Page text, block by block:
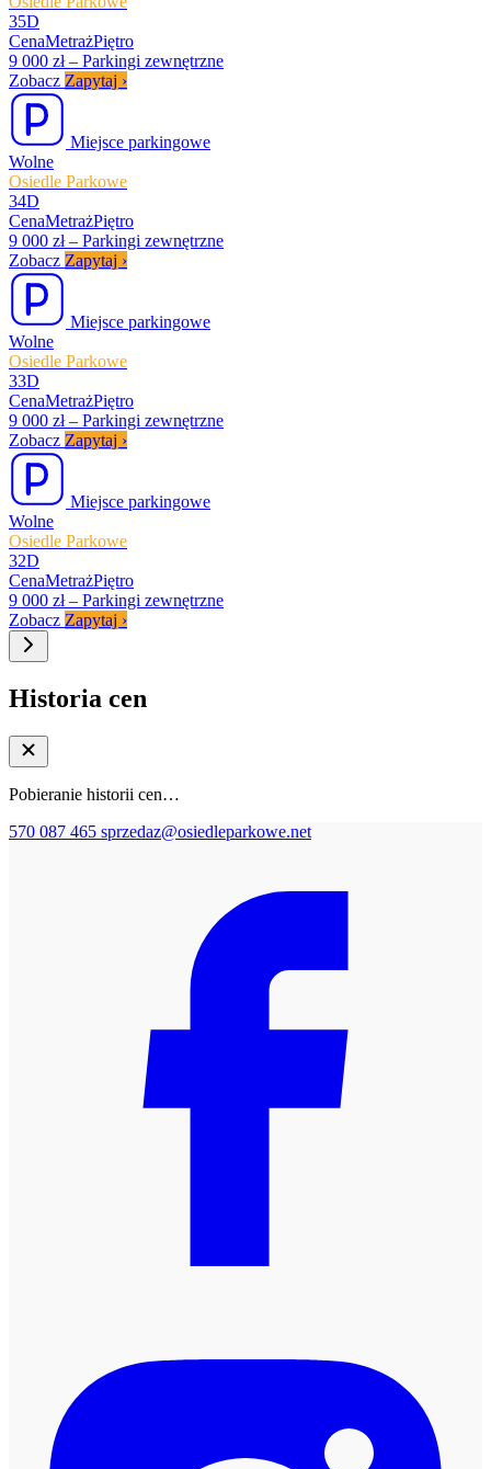
35D
CenaMetrażPiętro
9 000 zł – Parkingi zewnętrzne
Zobacz Zapytaj ›
Miejsce parkingowe
Wolne
Osiedle Parkowe
34D
CenaMetrażPiętro
9 000 zł – Parkingi zewnętrzne
Zobacz Zapytaj ›
Miejsce parkingowe
Wolne
Osiedle Parkowe
33D
CenaMetrażPiętro
9 000 zł – Parkingi zewnętrzne
Zobacz Zapytaj ›
Miejsce parkingowe
Wolne
Osiedle Parkowe
32D
CenaMetrażPiętro
9 000 zł – Parkingi zewnętrzne
Zobacz Zapytaj ›
Historia cen
Pobieranie historii cen…
570 087 465 sprzedaz@osiedleparkowe.net